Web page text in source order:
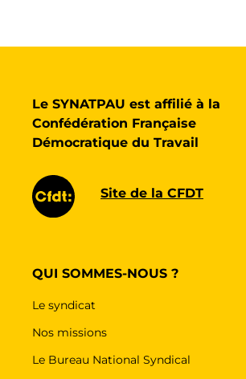
Le SYNATPAU est affilié à la
Confédération Française
Démocratique du Travail
Site de la CFDT
QUI SOMMES-NOUS ?
Le syndicat
Nos missions
Le Bureau National Syndical